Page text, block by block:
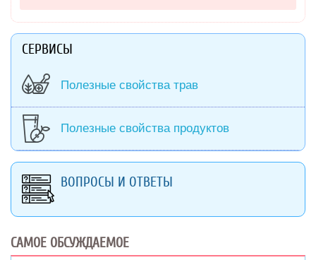
СЕРВИСЫ
Полезные свойства трав
Полезные свойства продуктов
ВОПРОСЫ И ОТВЕТЫ
САМОЕ ОБСУЖДАЕМОЕ